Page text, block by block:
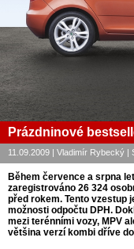
Prázdninové
11.09.2009 | Vladimír Rybecký |
Během července a srpna
zaregistrováno 26 324
před rokem. Tento vzestup
možnosti odpočtu DPH.
mezi terénními vozy, MPV
většina verzí kombi dříve